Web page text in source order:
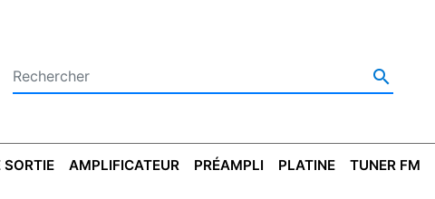

AMPLIFICATEUR PRÉAMPLI PLATINE TUNER FM